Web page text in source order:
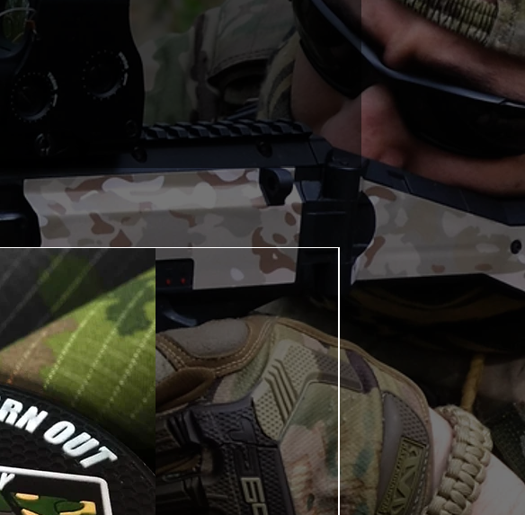
Utilisé initialement pour le marquage de véhicule,
les adhésifs AirsoftSkinZone offrent une grande
durabilité et résistent aux intempéries.
Nettoyer sa réplique à l'aide d'un produit alcoolisé
avant toute installation est indispensable. Un
décapeur thermique ou un sèche cheveux sera
nécessaire à l'installation de votre Skin. Voir la
TUTOS / VIDEOS